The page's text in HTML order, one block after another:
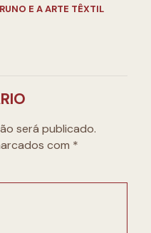
E A ARTE TÊXTIL
será publicado.
com *